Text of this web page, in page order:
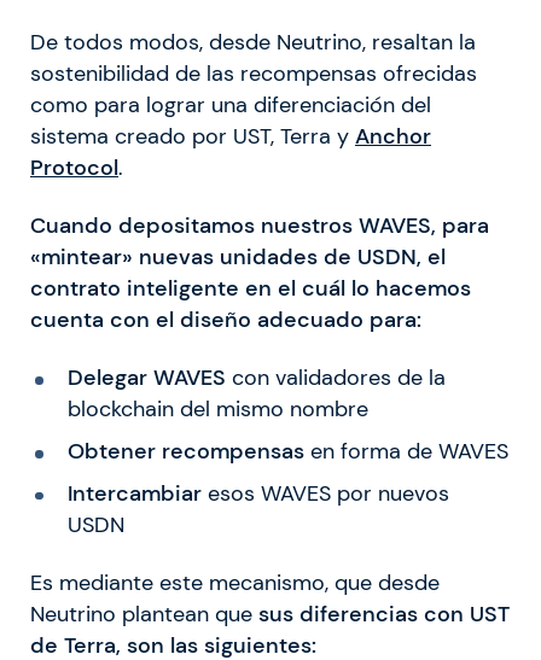
De todos modos, desde Neutrino, resaltan la
sostenibilidad de las recompensas ofrecidas
como para lograr una diferenciación del
sistema creado por UST, Terra y Anchor
Protocol.
Cuando depositamos nuestros WAVES, para
«mintear» nuevas unidades de USDN, el
contrato inteligente en el cuál lo hacemos
cuenta con el diseño adecuado para:
Delegar WAVES con validadores de la
blockchain del mismo nombre
Obtener recompensasen forma de WAVES
Intercambiaresos WAVES por nuevos
USDN
Es mediante este mecanismo, que desde
Neutrino plantean que sus diferencias con UST
de Terra, son las siguientes: